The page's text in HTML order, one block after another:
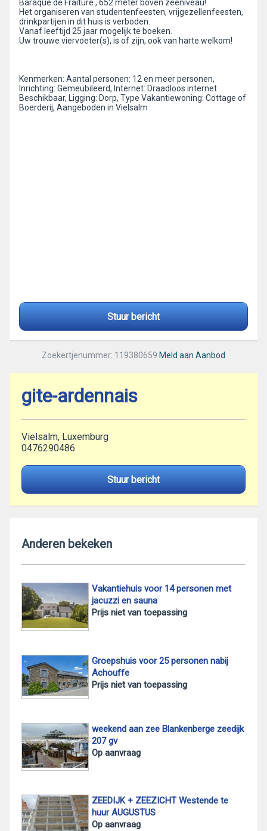
Baraque de Fraiture , 652 meter boven zeeniveau!
Het organiseren van studentenfeesten, vrijgezellenfeesten,
drinkpartijen in dit huis is verboden.
Vanaf leeftijd 25 jaar mogelijk te boeken.
Uw trouwe viervoeter(s), is of zijn, ook van harte welkom!
Kenmerken: Aantal personen: 12 en meer personen,
Inrichting: Gemeubileerd, Internet: Draadloos internet
Beschikbaar, Ligging: Dorp, Type Vakantiewoning: Cottage of
Boerderij, Aangeboden in Vielsalm
Stuur bericht
Zoekertjenummer: 119380659 Meld aan Aanbod
gite-ardennais
Vielsalm, Luxemburg
0476290486
Stuur bericht
Anderen bekeken
Vakantiehuis voor 14 personen met
jacuzzi en sauna
Prijs niet van toepassing
Groepshuis voor 25 personen nabij
Achouffe
Prijs niet van toepassing
weekend aan zee Blankenberge zeedijk
207 gv
Op aanvraag
ZEEDIJK + ZEEZICHT Westende te
huur AUGUSTUS
Op aanvraag